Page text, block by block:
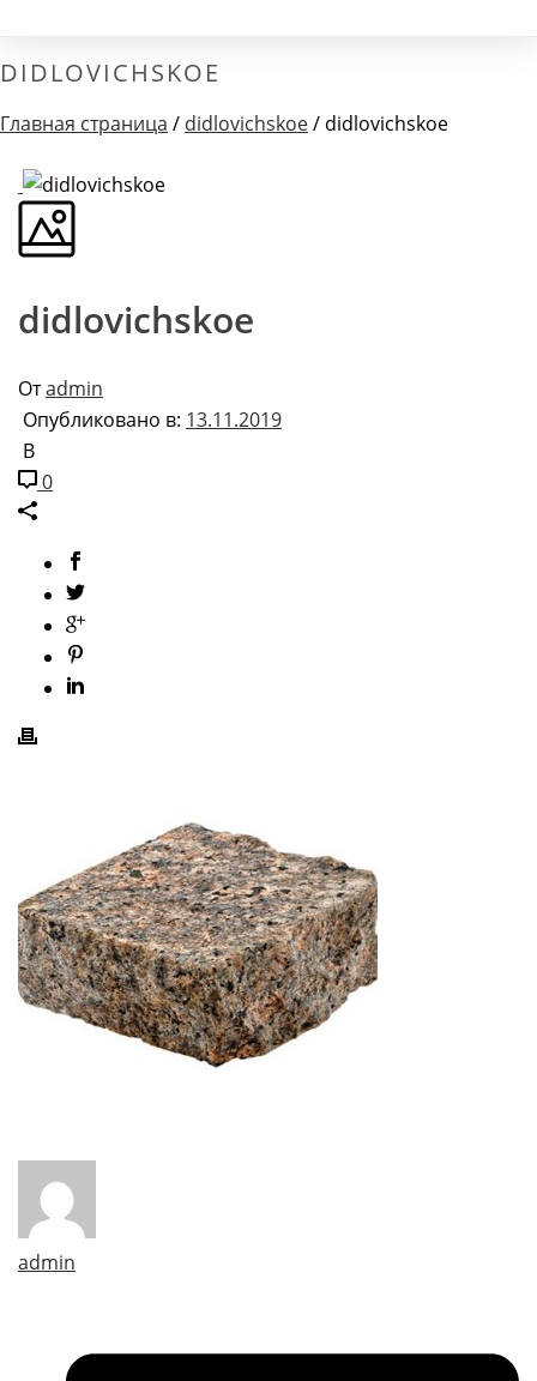
DIDLOVICHSKOE
Главная страница / didlovichskoe/ didlovichskoe
didlovichskoe
Отadmin
Опубликовано в: 13.11.2019
В
0
admin